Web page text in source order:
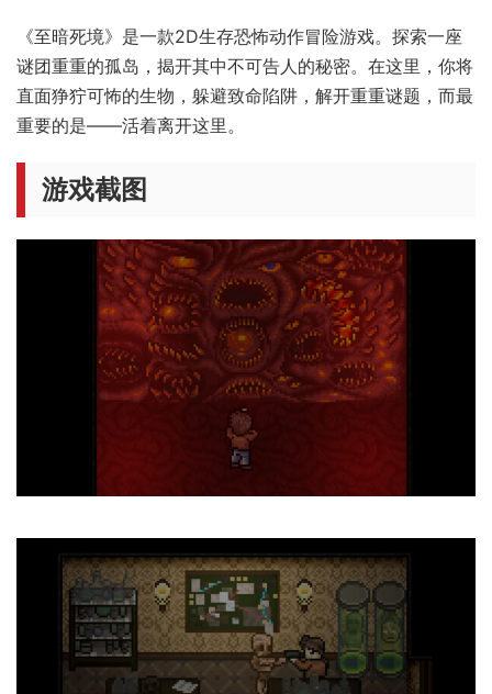
《至暗死境》是一款2D生存恐怖动作冒险游戏。探索一座
谜团重重的孤岛，揭开其中不可告人的秘密。在这里，你将
直面狰狞可怖的生物，躲避致命陷阱，解开重重谜题，而最
重要的是——活着离开这里。
游戏截图